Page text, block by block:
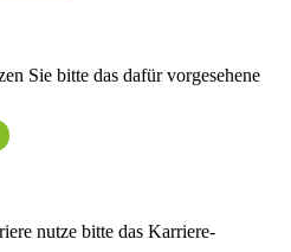
Sie bitte das dafür vorgesehene
nutze bitte das Karriere-